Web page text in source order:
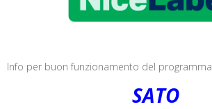
Info per buon funzionamento del programma
SATO